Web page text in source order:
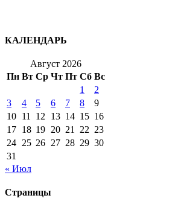
КАЛЕНДАРЬ
Август 2026
Пн Вт Ср Чт Пт Сб Вс
1
2
3
4 5 6 7 8
9
10 11 12 13 14 15 16
17 18 19 20 21 22 23
24 25 26 27 28 29 30
31
« Июл
Страницы